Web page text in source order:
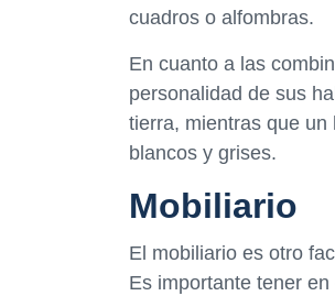
cuadros o alfombras.
En cuanto a las
personalidad de sus
tierra, mientras que
blancos y grises.
Mobiliario
El mobiliario es otro
Es importante tener